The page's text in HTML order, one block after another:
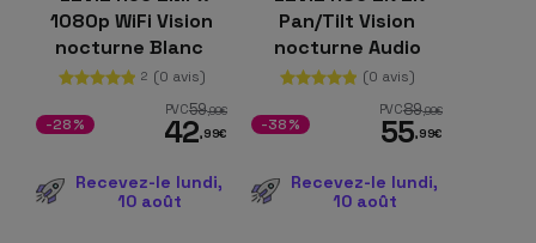
1080p WiFi Vision
nocturne Blanc
2 (0 avis)
PVC59,99€
42,99€
-28%
Recevez-le lundi,
10 août
Pan/Tilt Vision
nocturne Audio
bidirectionnel WiFi
(0 avis)
PVC89,99€
55,99€
-38%
Recevez-le lundi,
10 août